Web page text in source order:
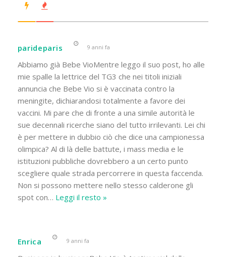
parideparis 9 anni fa
Abbiamo già Bebe VioMentre leggo il suo post, ho alle
mie spalle la lettrice del TG3 che nei titoli iniziali
annuncia che Bebe Vio si è vaccinata contro la
meningite, dichiarandosi totalmente a favore dei
vaccini. Mi pare che di fronte a una simile autorità le
sue decennali ricerche siano del tutto irrilevanti. Lei chi
è per mettere in dubbio ciò che dice una campionessa
olimpica? Al di là delle battute, i mass media e le
istituzioni pubbliche dovrebbero a un certo punto
scegliere quale strada percorrere in questa faccenda.
Non si possono mettere nello stesso calderone gli
spot con… Leggi il resto »
Enrica 9 anni fa